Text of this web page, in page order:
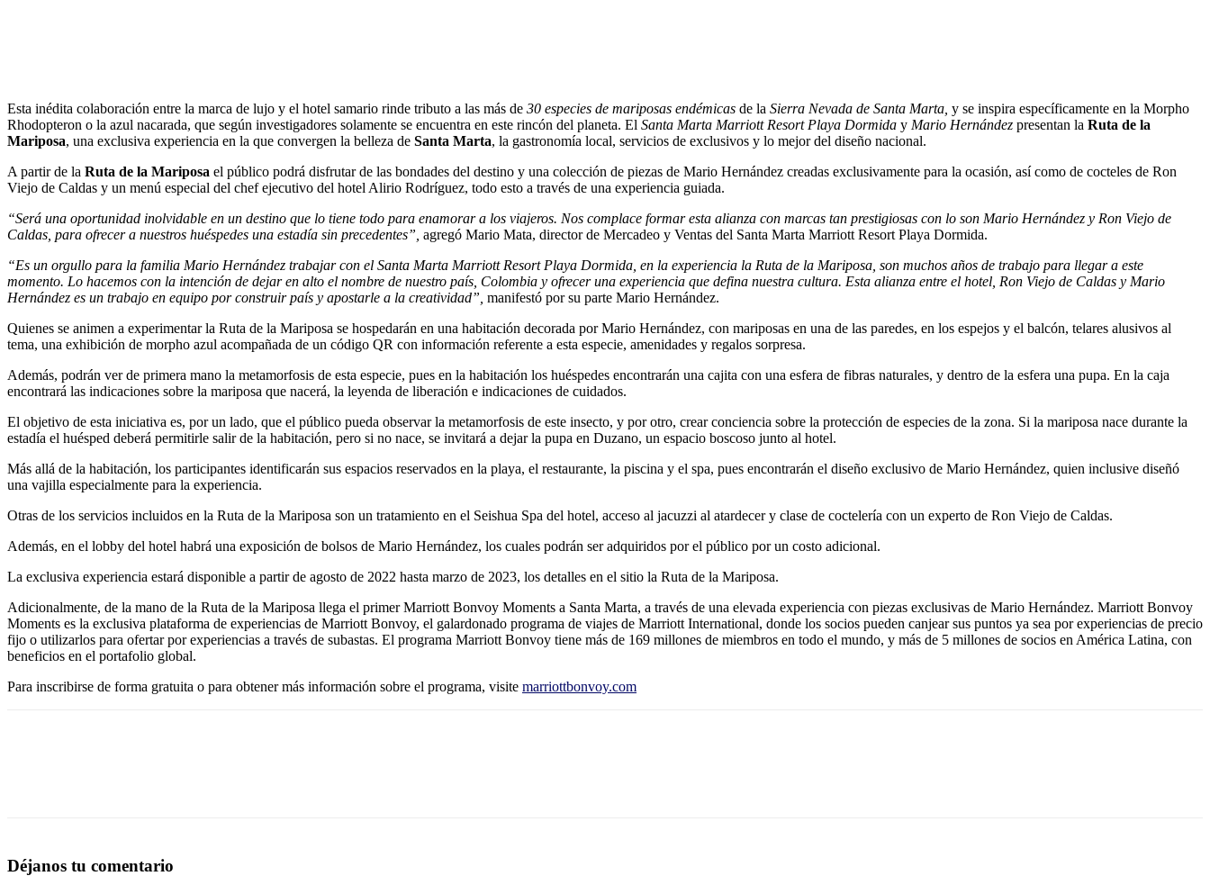
Esta inédita colaboración entre la marca de lujo y el hotel samario rinde tributo a las más de 30 especies de mariposas endémicas de la Sierra Nevada de Santa Marta, y se inspira específicamente en la Morpho
Rhodopteron o la azul nacarada, que según investigadores solamente se encuentra en este rincón del planeta. El Santa Marta Marriott Resort Playa Dormida y Mario Hernández presentan la Ruta de la
Mariposa, una exclusiva experiencia en la que convergen la belleza de Santa Marta, la gastronomía local, servicios de exclusivos y lo mejor del diseño nacional.
A partir de la Ruta de la Mariposa el público podrá disfrutar de las bondades del destino y una colección de piezas de Mario Hernández creadas exclusivamente para la ocasión, así como de cocteles de Ron
Viejo de Caldas y un menú especial del chef ejecutivo del hotel Alirio Rodríguez, todo esto a través de una experiencia guiada.
“Será una oportunidad inolvidable en un destino que lo tiene todo para enamorar a los viajeros. Nos complace formar esta alianza con marcas tan prestigiosas con lo son Mario Hernández y Ron Viejo de
Caldas, para ofrecer a nuestros huéspedes una estadía sin precedentes”, agregó Mario Mata, director de Mercadeo y Ventas del Santa Marta Marriott Resort Playa Dormida.
“Es un orgullo para la familia Mario Hernández trabajar con el Santa Marta Marriott Resort Playa Dormida, en la experiencia la Ruta de la Mariposa, son muchos años de trabajo para llegar a este
momento. Lo hacemos con la intención de dejar en alto el nombre de nuestro país, Colombia y ofrecer una experiencia que defina nuestra cultura. Esta alianza entre el hotel, Ron Viejo de Caldas y Mario
Hernández es un trabajo en equipo por construir país y apostarle a la creatividad”, manifestó por su parte Mario Hernández.
Quienes se animen a experimentar la Ruta de la Mariposa se hospedarán en una habitación decorada por Mario Hernández, con mariposas en una de las paredes, en los espejos y el balcón, telares alusivos al
tema, una exhibición de morpho azul acompañada de un código QR con información referente a esta especie, amenidades y regalos sorpresa.
Además, podrán ver de primera mano la metamorfosis de esta especie, pues en la habitación los huéspedes encontrarán una cajita con una esfera de fibras naturales, y dentro de la esfera una pupa. En la caja
encontrará las indicaciones sobre la mariposa que nacerá, la leyenda de liberación e indicaciones de cuidados.
El objetivo de esta iniciativa es, por un lado, que el público pueda observar la metamorfosis de este insecto, y por otro, crear conciencia sobre la protección de especies de la zona. Si la mariposa nace durante la
estadía el huésped deberá permitirle salir de la habitación, pero si no nace, se invitará a dejar la pupa en Duzano, un espacio boscoso junto al hotel.
Más allá de la habitación, los participantes identificarán sus espacios reservados en la playa, el restaurante, la piscina y el spa, pues encontrarán el diseño exclusivo de Mario Hernández, quien inclusive diseñó
una vajilla especialmente para la experiencia.
Otras de los servicios incluidos en la Ruta de la Mariposa son un tratamiento en el Seishua Spa del hotel, acceso al jacuzzi al atardecer y clase de coctelería con un experto de Ron Viejo de Caldas.
Además, en el lobby del hotel habrá una exposición de bolsos de Mario Hernández, los cuales podrán ser adquiridos por el público por un costo adicional.
La exclusiva experiencia estará disponible a partir de agosto de 2022 hasta marzo de 2023, los detalles en el sitio la Ruta de la Mariposa.
Adicionalmente, de la mano de la Ruta de la Mariposa llega el primer Marriott Bonvoy Moments a Santa Marta, a través de una elevada experiencia con piezas exclusivas de Mario Hernández. Marriott Bonvoy
Moments es la exclusiva plataforma de experiencias de Marriott Bonvoy, el galardonado programa de viajes de Marriott International, donde los socios pueden canjear sus puntos ya sea por experiencias de precio
fijo o utilizarlos para ofertar por experiencias a través de subastas. El programa Marriott Bonvoy tiene más de 169 millones de miembros en todo el mundo, y más de 5 millones de socios en América Latina, con
beneficios en el portafolio global.
Para inscribirse de forma gratuita o para obtener más información sobre el programa, visite marriottbonvoy.com
Déjanos tu comentario